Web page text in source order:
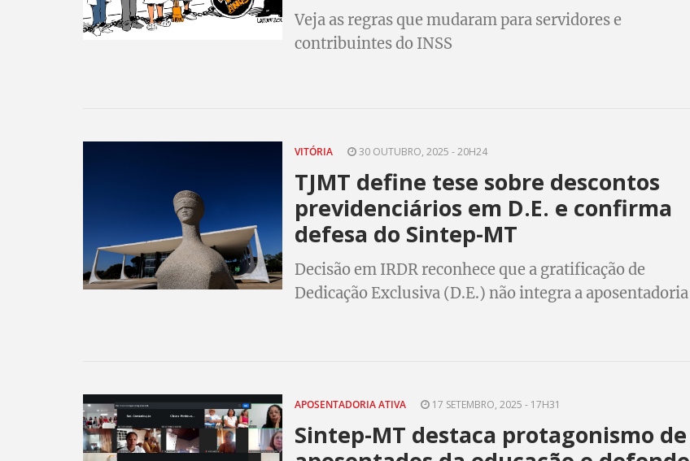
Veja as regras que mudaram para servidores e
contribuintes do INSS
VITÓRIA 30 OUTUBRO, 2025 - 20H24
TJMT define tese sobre descontos
previdenciários em D.E. e confirma
defesa do Sintep-MT
Decisão em IRDR reconhece que a gratificação de
Dedicação Exclusiva (D.E.) não integra a aposentadoria
APOSENTADORIA ATIVA 17 SETEMBRO, 2025 - 17H31
Sintep-MT destaca protagonismo de